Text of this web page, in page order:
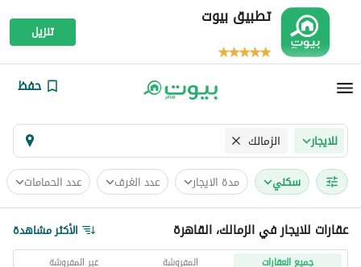
تطبيق بيوت
تنزيل
حفظ
للايجار الزمالك
سكني مدة الايجار عدد الغرف عدد الحمامات
عقارات للايجار في الزمالك، القاهرة الأكثر مشاهدة
جميع العقارات المفروشة غير المفروشة